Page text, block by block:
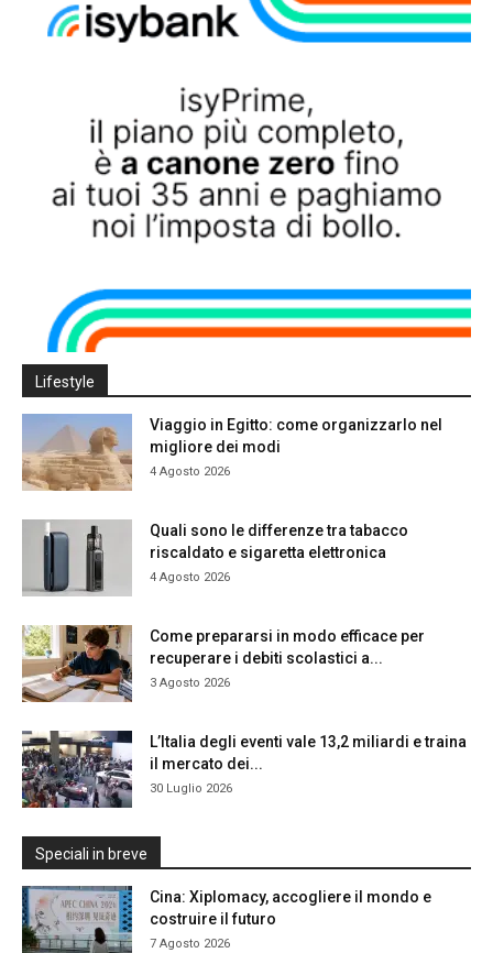
Lifestyle
Viaggio in Egitto: come organizzarlo nel
migliore dei modi
4 Agosto 2026
Quali sono le differenze tra tabacco
riscaldato e sigaretta elettronica
4 Agosto 2026
Come prepararsi in modo efficace per
recuperare i debiti scolastici a...
3 Agosto 2026
L’Italia degli eventi vale 13,2 miliardi e traina
il mercato dei...
30 Luglio 2026
Speciali in breve
Cina: Xiplomacy, accogliere il mondo e
costruire il futuro
7 Agosto 2026